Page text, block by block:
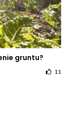
gruntu?
11